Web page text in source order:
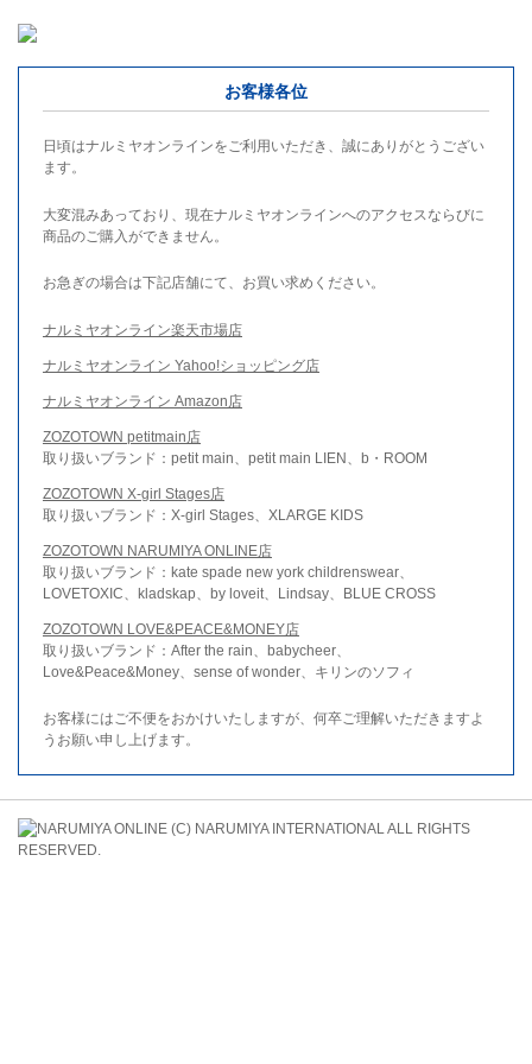
お客様各位
日頃はナルミヤオンラインをご利用いただき、誠にありがとうござい
ます。
大変混みあっており、現在ナルミヤオンラインへのアクセスならびに
商品のご購入ができません。
お急ぎの場合は下記店舗にて、お買い求めください。
ナルミヤオンライン楽天市場店
ナルミヤオンライン Yahoo!ショッピング店
ナルミヤオンライン Amazon店
ZOZOTOWN petitmain店
取り扱いブランド：petit main、petit main LIEN、b・ROOM
ZOZOTOWN X-girl Stages店
取り扱いブランド：X-girl Stages、XLARGE KIDS
ZOZOTOWN NARUMIYA ONLINE店
取り扱いブランド：kate spade new york childrenswear、
LOVETOXIC、kladskap、by loveit、Lindsay、BLUE CROSS
ZOZOTOWN LOVE&PEACE&MONEY店
取り扱いブランド：After the rain、babycheer、
Love&Peace&Money、sense of wonder、キリンのソフィ
お客様にはご不便をおかけいたしますが、何卒ご理解いただきますよ
うお願い申し上げます。